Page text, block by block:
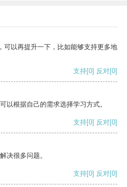
可以再提升一下，比如能够支持更多地
支持[0] 反对[0]
以根据自己的需求选择学习方式。
支持[0] 反对[0]
决很多问题。
支持[0] 反对[0]